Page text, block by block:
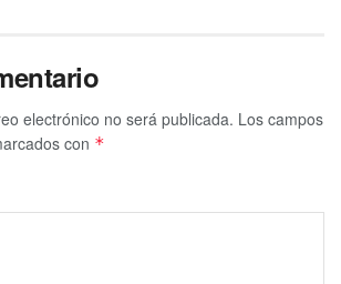
electrónico no será publicada. Los campos
con *